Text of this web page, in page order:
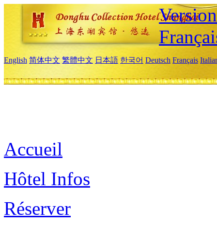
English 简体中文 繁體中文 日本語 한국어 Deutsch Français
Accueil
Hôtel Infos
Réserver